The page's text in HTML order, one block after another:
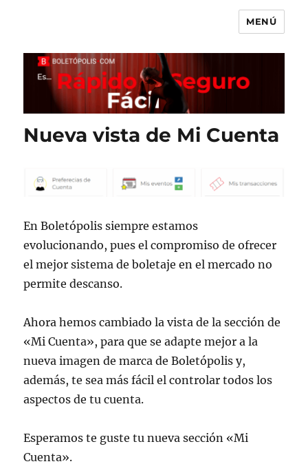
MENÚ
Nueva vista de Mi Cuenta
En Boletópolis siempre estamos
evolucionando, pues el compromiso de ofrecer
el mejor sistema de boletaje en el mercado no
permite descanso.
Ahora hemos cambiado la vista de la sección de
«Mi Cuenta», para que se adapte mejor a la
nueva imagen de marca de Boletópolis y,
además, te sea más fácil el controlar todos los
aspectos de tu cuenta.
Esperamos te guste tu nueva sección «Mi
Cuenta».